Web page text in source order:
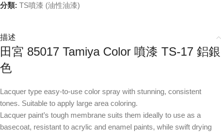
分類: TS噴漆 (油性油漆)
描述
田宮 85017 Tamiya Color 噴漆 TS-17 鋁銀
色
Lacquer type easy-to-use color spray with stunning, consistent
tones. Suitable to apply large area coloring.
Lacquer paint’s tough membrane suits them ideally to use as a
basecoat, resistant to acrylic and enamel paints, while swift drying